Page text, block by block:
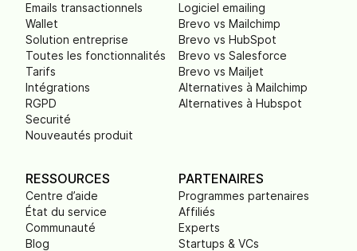
Emails transactionnels
Wallet
Solution entreprise
Toutes les fonctionnalités
Tarifs
Intégrations
RGPD
Securité
Nouveautés produit
Logiciel emailing
Brevo vs Mailchimp
Brevo vs HubSpot
Brevo vs Salesforce
Brevo vs Mailjet
Alternatives à Mailchimp
Alternatives à Hubspot
RESSOURCES
Centre d’aide
État du service
Communauté
Blog
PARTENAIRES
Programmes partenaires
Affiliés
Experts
Startups & VCs